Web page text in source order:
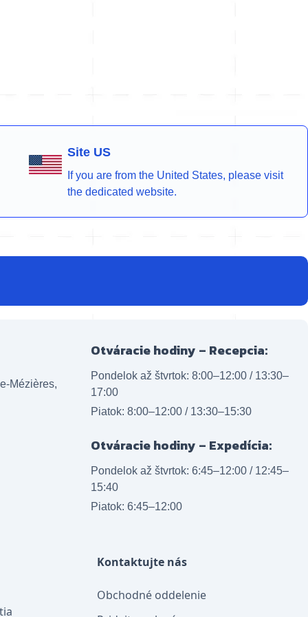
Site US
If you are from the United States, please visit
the dedicated website.
Mézières,
Otváracie hodiny – Recepcia:
Pondelok až štvrtok: 8:00–12:00 / 13:30–
17:00
Piatok: 8:00–12:00 / 13:30–15:30
Otváracie hodiny – Expedícia:
Pondelok až štvrtok: 6:45–12:00 / 12:45–
15:40
Piatok: 6:45–12:00
Kontaktujte nás
Obchodné oddelenie